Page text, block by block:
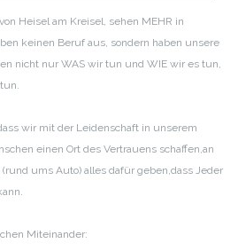
Heisel am Kreisel, sehen MEHR in
keinen Beruf aus, sondern haben unsere
nicht nur WAS wir tun und WIE wir es tun,
wir mit der Leidenschaft in unserem
einen Ort des Vertrauens schaffen,an
ums Auto) alles dafür geben,dass Jeder
Miteinander: